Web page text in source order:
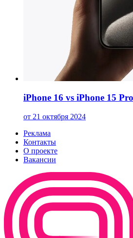
iPhone 16 vs iPhone 15
от 21 октября 2024
Реклама
Контакты
О проекте
Вакансии